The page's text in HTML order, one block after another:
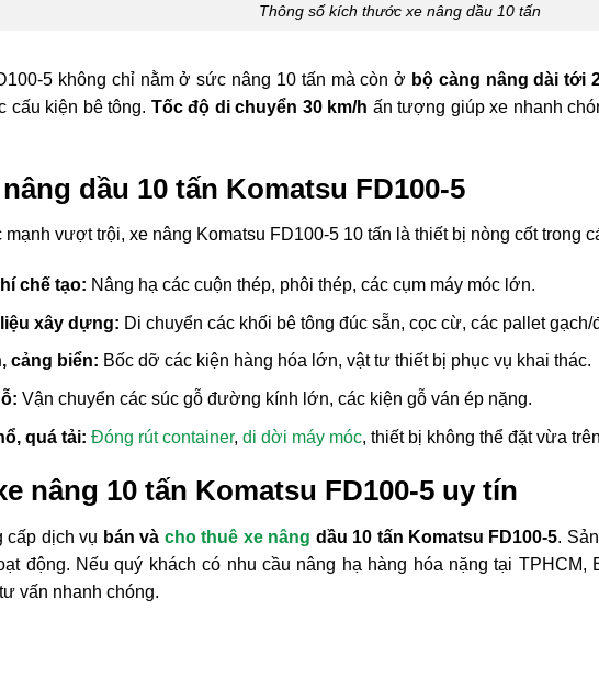
Thông số kích thước xe nâng dầu 10 tấn
5 không chỉ nằm ở sức nâng 10 tấn mà còn ở bộ càng nâng dài tới
cấu kiện bê tông. Tốc độ di chuyển 30 km/h ấn tượng giúp xe nhanh
dầu 10 tấn Komatsu FD100-5
vượt trội, xe nâng Komatsu FD100-5 10 tấn là thiết bị nòng cốt trong
chế tạo: Nâng hạ các cuộn thép, phôi thép, các cụm máy móc lớn.
xây dựng: Di chuyển các khối bê tông đúc sẵn, cọc cừ, các pallet gạch/
cảng biển: Bốc dỡ các kiện hàng hóa lớn, vật tư thiết bị phục vụ khai thác.
Vận chuyển các súc gỗ đường kính lớn, các kiện gỗ ván ép nặng.
quá tải: Đóng rút container, di dời máy móc, thiết bị không thể đặt vừa
nâng 10 tấn Komatsu FD100-5 uy tín
cấp dịch vụ bán và cho thuê xe nâng dầu 10 tấn Komatsu FD100-5.
động. Nếu quý khách có nhu cầu nâng hạ hàng hóa nặng tại
vấn nhanh chóng.